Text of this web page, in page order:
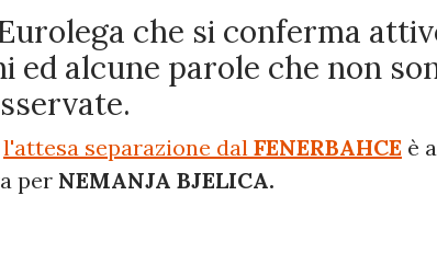
che si conferma
ed alcune parole che non
l'attesa separazione dal FENERBAHCE è
per NEMANJA BJELICA.